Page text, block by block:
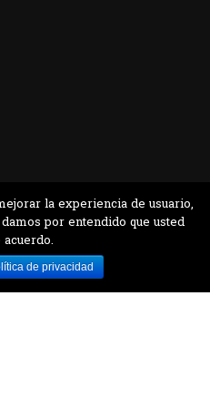
la experiencia de usuario,
por entendido que usted
acuerdo.
de privacidad